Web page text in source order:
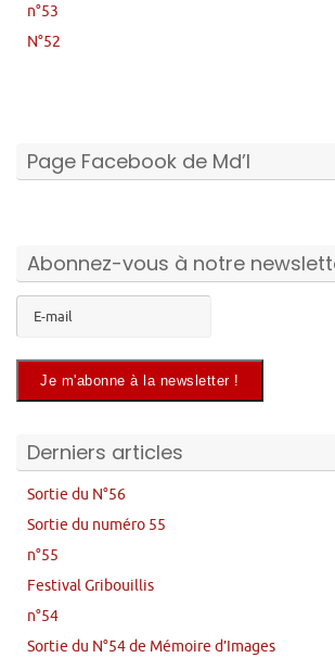
n°53
N°52
Page Facebook de Md’I
Abonnez-vous à notre
Derniers articles
Sortie du N°56
Sortie du numéro 55
n°55
Festival Gribouillis
n°54
Sortie du N°54 de Mémoire d’Images